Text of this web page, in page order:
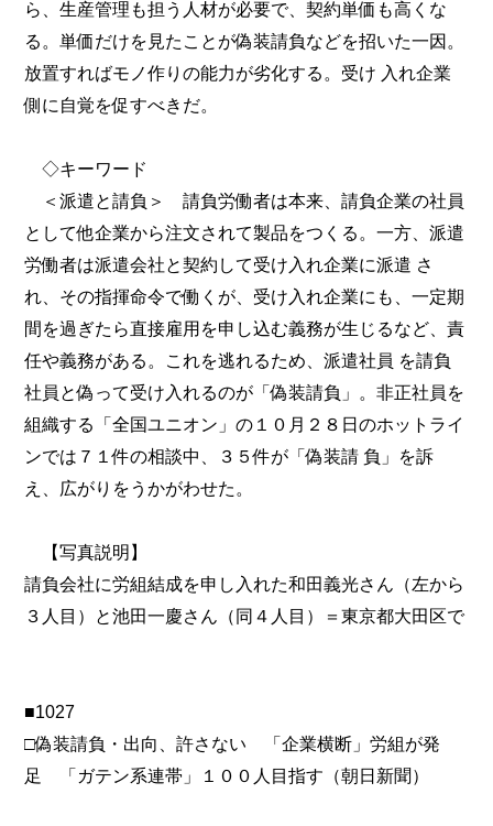
ら、生産管理も担う人材が必要で、契約単価も高くな
る。単価だけを見たことが偽装請負などを招いた一因。
放置すればモノ作りの能力が劣化する。受け 入れ企業
側に自覚を促すべきだ。
◇キーワード
＜派遣と請負＞ 請負労働者は本来、請負企業の社員
として他企業から注文されて製品をつくる。一方、派遣
労働者は派遣会社と契約して受け入れ企業に派遣 さ
れ、その指揮命令で働くが、受け入れ企業にも、一定期
間を過ぎたら直接雇用を申し込む義務が生じるなど、責
任や義務がある。これを逃れるため、派遣社員 を請負
社員と偽って受け入れるのが「偽装請負」。非正社員を
組織する「全国ユニオン」の１０月２８日のホットライ
ンでは７１件の相談中、３５件が「偽装請 負」を訴
え、広がりをうかがわせた。
【写真説明】
請負会社に労組結成を申し入れた和田義光さん（左から
３人目）と池田一慶さん（同４人目）＝東京都大田区で
■1027
□偽装請負・出向、許さない 「企業横断」労組が発
足 「ガテン系連帯」１００人目指す（朝日新聞）